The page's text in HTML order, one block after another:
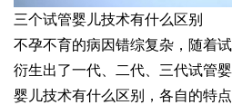
三个试管婴儿技术有什么区别
不孕不育的病因错综复杂，随着
衍生出了一代、二代、三代试管
婴儿技术有什么区别，各自的特